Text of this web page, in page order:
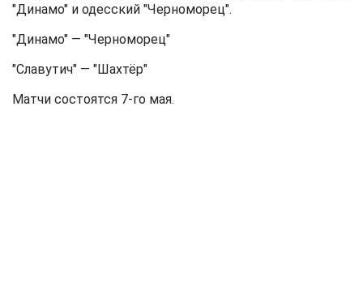
"Динамо" и одесский "Черноморец".
"Динамо" — "Черноморец"
"Славутич" — "Шахтёр"
Матчи состоятся 7-го мая.